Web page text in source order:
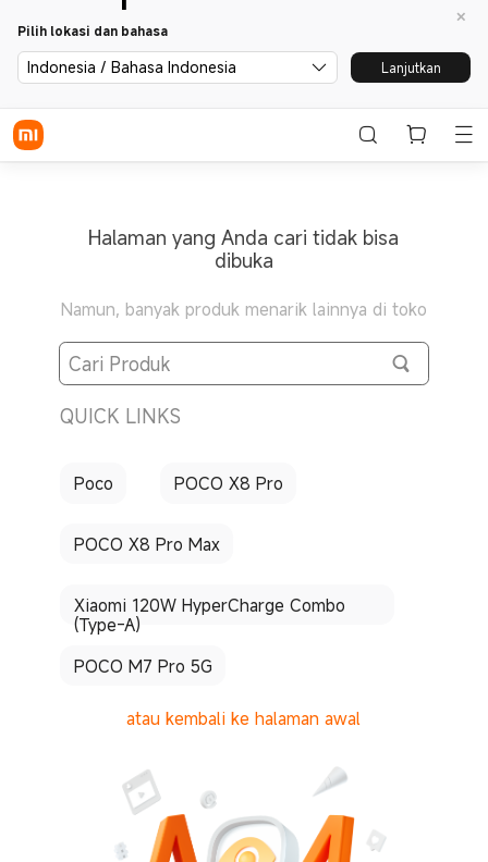
Pilih lokasi dan bahasa
Indonesia / Bahasa Indonesia Lanjutkan
Halaman yang Anda cari tidak bisa
dibuka
Namun, banyak produk menarik lainnya di toko
QUICK LINKS
Poco POCO X8 Pro
POCO X8 Pro Max
Xiaomi 120W HyperCharge Combo
(Type-A)
POCO M7 Pro 5G
atau kembali ke halaman awal